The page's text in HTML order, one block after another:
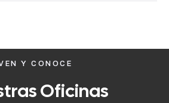
Y CONOCE
Oficinas